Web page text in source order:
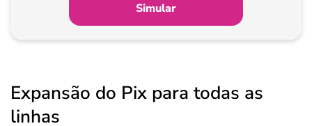
Simular
Expansão do Pix para todas as
linhas